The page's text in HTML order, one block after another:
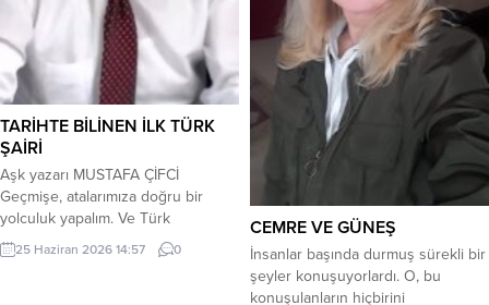
TARİHTE BİLİNEN İLK TÜRK
ŞAİRİ
Aşk yazarı MUSTAFA ÇİFCİ
Geçmişe, atalarımıza doğru bir
yolculuk yapalım. Ve Türk
soydaşlarımızı hatırlayıp bir selam
gönderelim istedim. Türklerin ilk
25 Haziran 2026 14:57 0
CEMRE VE GÜNEŞ
İnsanlar başında durmuş sürekli bir
şeyler konuşuyorlardı. O, bu
konuşulanların hiçbirini